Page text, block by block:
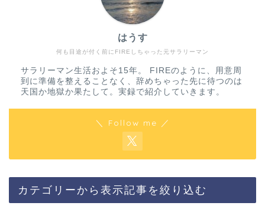
何も目途が付く前にFIREしちゃった元サラリーマン
はうす
サラリーマン生活およそ15年。 FIREのように、用意周
到に準備を整えることなく、辞めちゃった先に待つのは
天国か地獄か果たして。実録で紹介していきます。
＼ Follow me ／
カテゴリーから表示記事を絞り込む